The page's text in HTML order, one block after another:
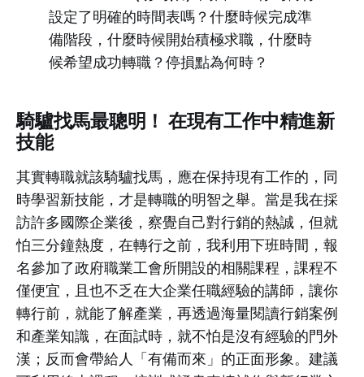
設定了明確的時間表嗎？什麼時候完成準
備階段，什麼時候開始積極求職，什麼時
候希望成功轉職？停損點為何時？
騎驢找馬最聰明！ 在現有工作中精進新
技能
其實轉職就該騎驢找馬，應在保持現有工作的，同
時學習新技能，才是轉職的明智之舉。當是我在採
訪許多國際企業後，察覺自己對行銷的熱誠，但就
怕三分鐘熱度，在轉行之前，我利用下班時間，報
名參加了政府職業工會所開設的相關課程，課程不
僅便宜，且也不乏在大企業任職經驗的講師，讓你
轉行前，就能了解產業，再透過海量閱讀行銷案例
和產業知識，在面試時，就不怕是沒有經驗的門外
漢；反而會帶給人「有備而來」的正面形象。建議